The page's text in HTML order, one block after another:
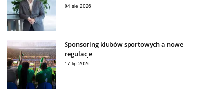
04 sie 2026
Sponsoring klubów sportowych a nowe
regulacje
17 lip 2026